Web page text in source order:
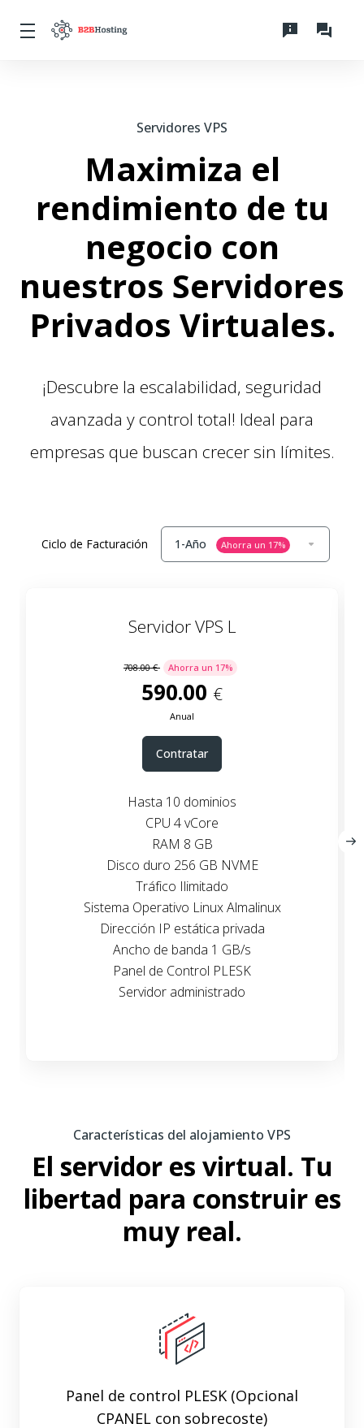
Servidores VPS
Maximiza el
rendimiento de tu
negocio con
nuestros Servidores
Privados Virtuales.
¡Descubre la escalabilidad, seguridad
avanzada y control total! Ideal para
empresas que buscan crecer sin límites.
Ciclo de Facturación 1-Año Ahorra un 17%
Servidor VPS L
708.00 € Ahorra un 17%
590.00 €
Anual
Contratar
Hasta 10 dominios
CPU 4 vCore
RAM 8 GB
Disco duro 256 GB NVME
Tráfico Ilimitado
Sistema Operativo Linux Almalinux
Dirección IP estática privada
Ancho de banda 1 GB/s
Panel de Control PLESK
Servidor administrado
Características del alojamiento VPS
El servidor es virtual. Tu
libertad para construir es
muy real.
Panel de control PLESK (Opcional
CPANEL con sobrecoste)